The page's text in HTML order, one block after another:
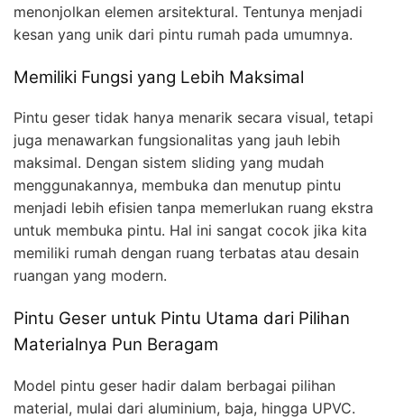
menonjolkan elemen arsitektural. Tentunya menjadi
kesan yang unik dari pintu rumah pada umumnya.
Memiliki Fungsi yang Lebih Maksimal
Pintu geser tidak hanya menarik secara visual, tetapi
juga menawarkan fungsionalitas yang jauh lebih
maksimal. Dengan sistem sliding yang mudah
menggunakannya, membuka dan menutup pintu
menjadi lebih efisien tanpa memerlukan ruang ekstra
untuk membuka pintu. Hal ini sangat cocok jika kita
memiliki rumah dengan ruang terbatas atau desain
ruangan yang modern.
Pintu Geser untuk Pintu Utama dari Pilihan
Materialnya Pun Beragam
Model pintu geser hadir dalam berbagai pilihan
material, mulai dari aluminium, baja, hingga UPVC.